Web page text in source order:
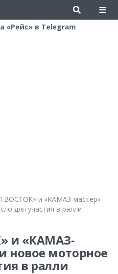
«Рейс» в Telegram
ВОСТОК» и «КАМАЗ-мастер»
для участия в ралли
и «КАМАЗ-
новое моторное
в ралли